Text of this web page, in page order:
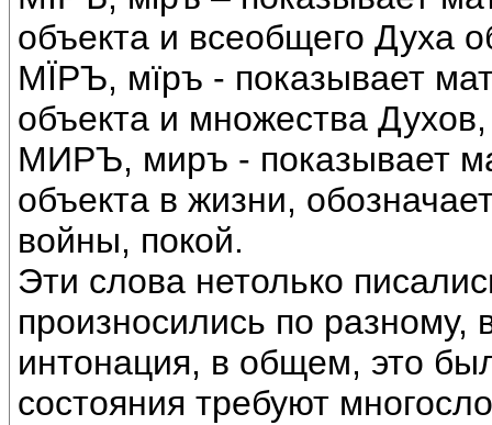
объекта и всеобщего Духа
МÏРЪ, мïръ - показывает
объекта и множества
МИРЪ, миръ - показывает
объекта в жизни,
войны, покой.
Эти слова нетолько
произносились по
интонация, в общем, это
состояния требуют